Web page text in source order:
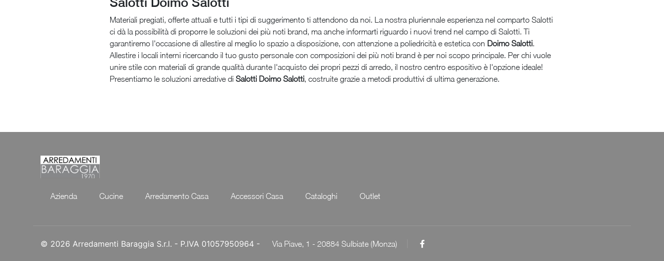
Materiali pregiati, offerte attuali e tutti i tipi di suggerimento ti attendono da noi. La nostra pluriennale esperienza nel comparto Salotti
ci dà la possibilità di proporre le soluzioni dei più noti brand, ma anche informarti riguardo i nuovi trend nel campo di Salotti. Ti
garantiremo l'occasione di allestire al meglio lo spazio a disposizione, con attenzione a poliedricità e estetica con Doimo Salotti.
Allestire i locali interni ricercando il tuo gusto personale con composizioni dei più noti brand è per noi scopo principale. Per chi vuole
unire stile con materiali di grande qualità durante l'acquisto dei propri pezzi di arredo, il nostro centro espositivo è l'opzione ideale!
Presentiamo le soluzioni arredative di Salotti Doimo Salotti, costruite grazie a metodi produttivi di ultima generazione.
Azienda Cucine Arredamento Casa Accessori Casa Cataloghi Outlet
© 2026 Arredamenti Baraggia S.r.l. - P.IVA 01057950964 - Via Piave, 1 - 20884 Sulbiate (Monza)